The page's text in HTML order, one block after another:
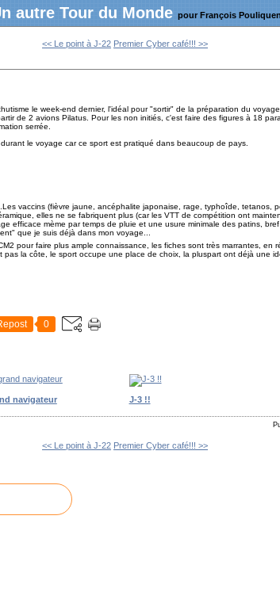
autre Tour du Monde pour François Pouliquen
<< Le point à J-22 Premier Cyber café!!! >>
le week-end dernier, l'idéal pour "sortir" de la préparation du
de 2 avions Pilatus. Pour les non initiés, c'est faire des figures à 18
serrée.
le voyage car ce sport est pratiqué dans beaucoup de pays.
vaccins (fièvre jaune, ancéphalite japonaise, rage, typhoîde, tetanos,
elles ne se fabriquent plus (car les VTT de compétition ont
efficace mème par temps de pluie et une usure minimale des patins,
que je suis déjà dans mon voyage...
pour faire plus ample connaissance, les fiches sont très marrantes, en
pas la côte, le sport occupe une place de choix, la pluspart ont déjà une
0
navigateur J-3 !!
<< Le point à J-22 Premier Cyber café!!! >>